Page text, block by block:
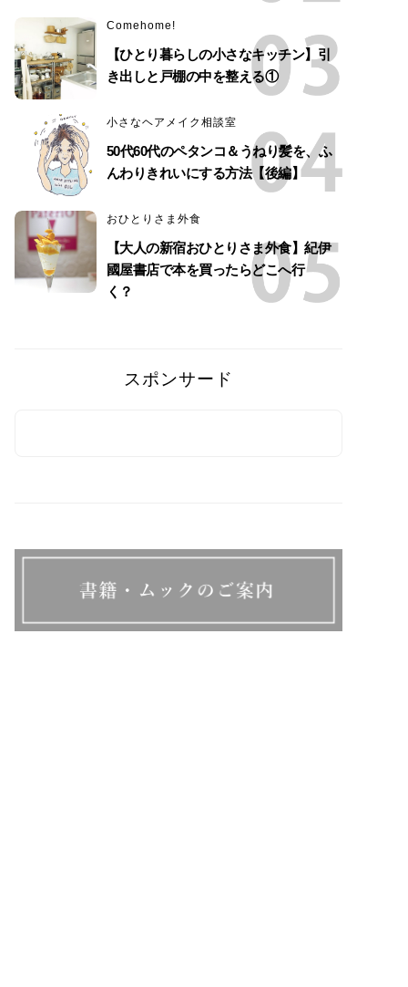
Comehome!
【ひとり暮らしの小さなキッチン】引
き出しと戸棚の中を整える①
小さなヘアメイク相談室
50代60代のペタンコ＆うねり髪を、ふ
んわりきれいにする方法【後編】
おひとりさま外食
【大人の新宿おひとりさま外食】紀伊
國屋書店で本を買ったらどこへ行
く？
スポンサード